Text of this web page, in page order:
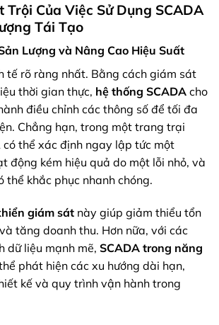
Trội Của Việc Sử Dụng SCADA
Tái Tạo
Lượng và Nâng Cao Hiệu Suất
tế rõ ràng nhất. Bằng cách giám sát
thời gian thực, hệ thống SCADA cho
điều chỉnh các thông số để tối đa
Chẳng hạn, trong một trang trại
có thể xác định ngay lập tức một
động kém hiệu quả do một lỗi nhỏ, và
thể khắc phục nhanh chóng.
giám sát này giúp giảm thiểu tổn
tăng doanh thu. Hơn nữa, với các
dữ liệu mạnh mẽ, SCADA trong năng
phát hiện các xu hướng dài hạn,
kế và quy trình vận hành trong